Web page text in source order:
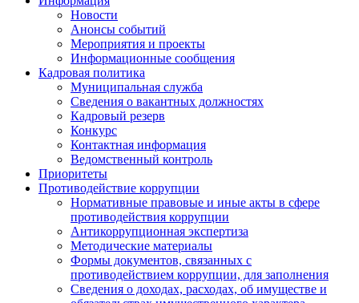
Новости
Анонсы событий
Мероприятия и проекты
Информационные сообщения
Кадровая политика
Муниципальная служба
Сведения о вакантных должностях
Кадровый резерв
Конкурс
Контактная информация
Ведомственный контроль
Приоритеты
Противодействие коррупции
Нормативные правовые и иные акты в сфере
противодействия коррупции
Антикоррупционная экспертиза
Методические материалы
Формы документов, связанных с
противодействием коррупции, для заполнения
Сведения о доходах, расходах, об имуществе и